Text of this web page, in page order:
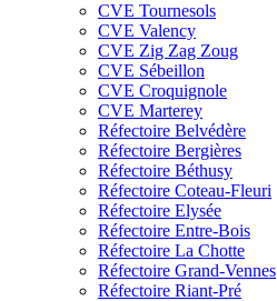
CVE Tournesols
CVE Valency
CVE Zig Zag Zoug
CVE Sébeillon
CVE Croquignole
CVE Marterey
Réfectoire Belvédère
Réfectoire Bergières
Réfectoire Béthusy
Réfectoire Coteau-Fleuri
Réfectoire Elysée
Réfectoire Entre-Bois
Réfectoire La Chotte
Réfectoire Grand-Vennes
Réfectoire Riant-Pré